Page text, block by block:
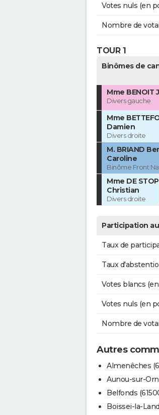
Votes nuls (en
Nombre de
TOUR 1
Binômes de
Mme BENOIT
Divers gauche
Mme
Damien
Divers droite
M. BRIAND
Caroline
Binôme Front
Mme DE
Christian
Divers droite
Participation
Taux de
Taux
Votes blancs
Votes nuls (en
Nombre de
Autres
Almenêches
Aunou-sur-
Belfonds
Boissei-la-